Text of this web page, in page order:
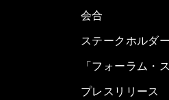
会合
ステークホルダ
「フォーラム・
プレスリリース